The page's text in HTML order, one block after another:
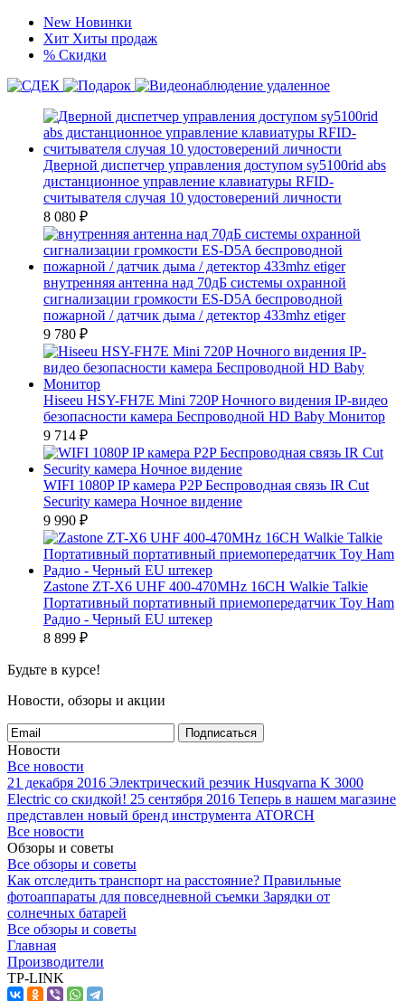
New Новинки
Хит Хиты продаж
% Скидки
Дверной диспетчер управления доступом sy5100rid abs
дистанционное управление клавиатуры RFID-
считывателя случая 10 удостоверений личности
8 080 ₽
внутренняя антенна над 70дБ системы охранной
сигнализации громкости ES-D5A беспроводной
пожарной / датчик дыма / детектор 433mhz etiger
9 780 ₽
Hiseeu HSY-FH7E Mini 720P Ночного видения IP-видео
безопасности камера Беспроводной HD Baby Монитор
9 714 ₽
WIFI 1080P IP камера P2P Беспроводная связь IR Cut
Security камера Ночное видение
9 990 ₽
Zastone ZT-X6 UHF 400-470MHz 16CH Walkie Talkie
Портативный портативный приемопередатчик Toy Ham
Радио - Черный EU штекер
8 899 ₽
Будьте в курсе!
Новости, обзоры и акции
Подписаться
Новости
Все новости
21 декабря 2016 Электрический резчик Husqvarna K 3000
Electric со скидкой! 25 сентября 2016 Теперь в нашем магазине
представлен новый бренд инструмента ATORCH
Все новости
Обзоры и советы
Все обзоры и советы
Как отследить транспорт на расстояние? Правильные
фотоаппараты для повседневной съемки Зарядки от
солнечных батарей
Все обзоры и советы
Главная
Производители
TP-LINK